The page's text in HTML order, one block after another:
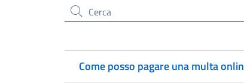
Cerca nel sito
Come posso pagare una multa